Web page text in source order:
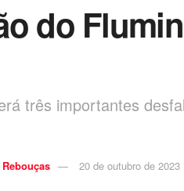
do
três importantes
20 de outubro de 2023